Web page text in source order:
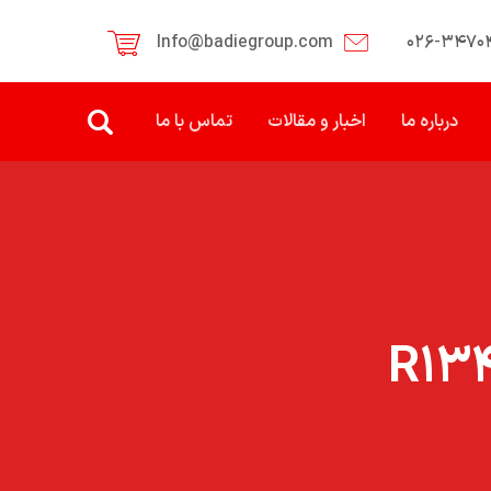
Info@badiegroup.com
درباره ما اخبار و مقالات تماس با ما